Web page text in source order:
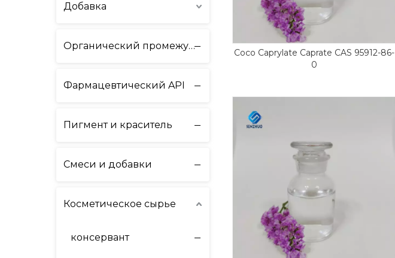
Добавка
Органический промежуточный продукт
Фармацевтический API
Пигмент и краситель
Смеси и добавки
Косметическое сырье
консервант
Coco Caprylate Caprate CAS 95912-86-
0